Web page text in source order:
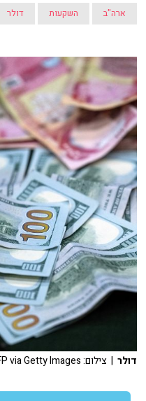
ארה"ב השקעות דולר
דולר | צילום: Hussein FALEH / AFP via Getty Images